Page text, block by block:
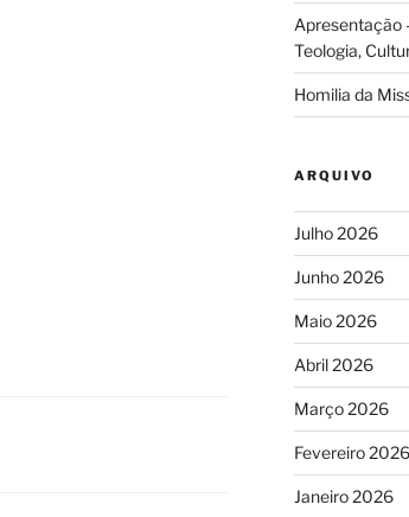
Apresentação
Teologia,
Homilia da
ARQUIVO
Julho 2026
Junho 2026
Maio 2026
Abril 2026
Março 2026
Fevereiro 2026
Janeiro 2026